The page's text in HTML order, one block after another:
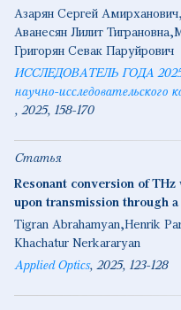
Азарян Сергей Амирханович
Аванесян Лилит Тиграновна
Григорян Севак Паруйрович
ИССЛЕДОВАТЕЛЬ ГОДА
научно-исследовательского
2025 158-170
Статья
Resonant conversion of
upon transmission through
Tigran Abrahamyan Henrik
Khachatur Nerkararyan
Applied Optics 2025 123-128